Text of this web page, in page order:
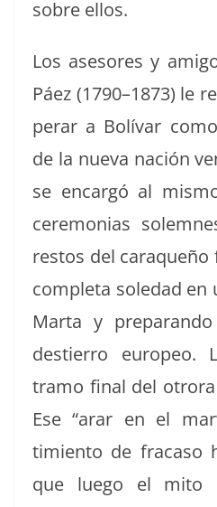
sobre ellos.
Los asesores y
Páez (1790–1873) le
per­ar a Bolí­var
de la nue­va nación
se encar­gó al
cer­e­mo­nias
restos del
com­ple­ta soledad en
Mar­ta y
destier­ro europeo.
tramo final del
Ese “arar en el
timien­to de fra­ca­so
que luego el mito